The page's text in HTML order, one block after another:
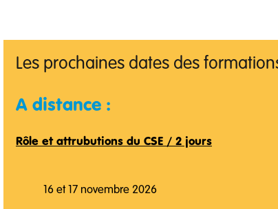
Les prochaines dates des
A distance :
Rôle et attrubutions du CSE / 2 jours
16 et 17 novembre 2026